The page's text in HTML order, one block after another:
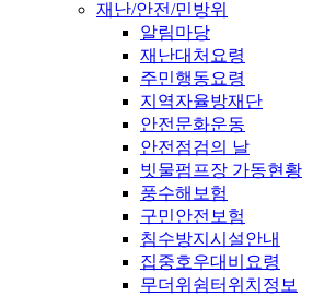
재난/안전/민방위
알림마당
재난대처요령
주민행동요령
지역자율방재단
안전문화운동
안전점검의 날
빗물펌프장 가동현황
풍수해보험
구민안전보험
침수방지시설안내
집중호우대비요령
무더위쉼터위치정보